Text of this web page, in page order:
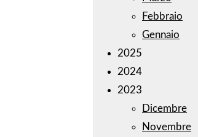
Febbraio
Gennaio
2025
2024
2023
Dicembre
Novembre